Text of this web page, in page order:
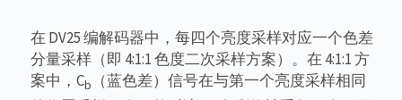
在 DV25 编解码器中，每四个亮度采样对应一个色差
分量采样（即 4:1:1 色度二次采样方案）。在 4:1:1 方
案中，Cb
（蓝色差）信号在与第一个亮度采样相同